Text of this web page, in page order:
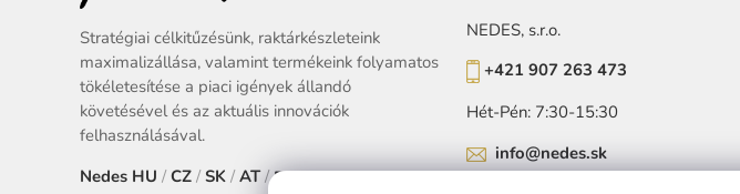
Stratégiai célkitűzésünk, raktárkészleteink
maximalizállása, valamint termékeink folyamatos
tökéletesítése a piaci igények állandó
követésével és az aktuális innovációk
felhasználásával.
Nedes HU /CZ /SK / AT/EU
NEDES, s.r.o.
+421 907 263 473
Hét-Pén: 7:30-15:30
info@nedes.sk